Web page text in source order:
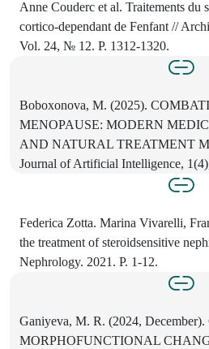
Anne Couderc et al. Traitements du
cortico-dependant de Fenfant //
Vol. 24, № 12. P. 1312-1320.
Boboxonova, M. (2025).
MENOPAUSE: MODERN
AND NATURAL TREATMENT
Journal of Artificial Intelligence,
Federica Zotta. Marina Vivarelli,
the treatment of steroidsensitive
Nephrology. 2021. P. 1-12.
Ganiyeva, M. R. (2024,
MORPHOFUNCTIONAL